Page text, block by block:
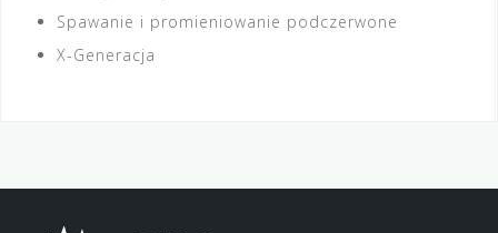
Spawanie i promieniowanie podczerwone
X-Generacja